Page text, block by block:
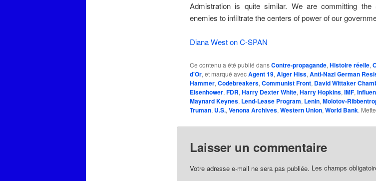
Admistration is quite similar. We are committing
enemies to infiltrate the centers of power of our
Diana West on C-SPAN
Ce contenu a été publié dansContre-propagande, Histoire réelle,
d'Or, et marqué avecAgent 19, Alger Hiss, Anti-Nazi German
Hammer, Codebreakers, Communist Front, David Wittaker
Eisenhower, FDR, Harry Dexter White, Harry Hopkins, IMF,
Maynard Keynes, Lend-Lease Program, Lenin, Molotov-
Truman, U.S., Venona Archives, Western Union, World Bank.
Laisser un commentaire
Votre adresse e-mail ne sera pas publiée. Les champs